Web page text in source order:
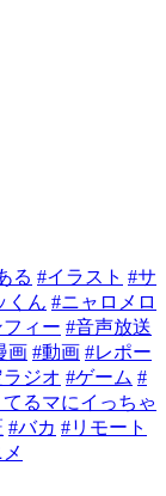
る #イラスト #サ
くん #ニャロメロ
ィー #音声放送
画 #動画 #レポー
ジオ #ゲーム #
るマにイっちゃ
#バカ #リモート